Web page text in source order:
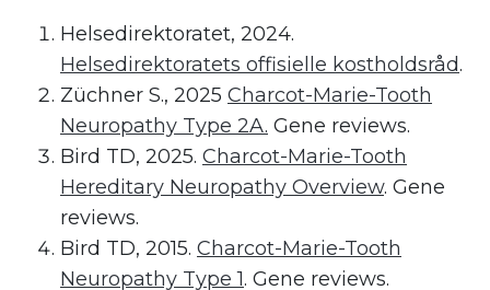
Helsedirektoratet, 2024.
Helsedirektoratets offisielle kostholdsråd.
Züchner S., 2025 Charcot-Marie-Tooth
Neuropathy Type 2A. Gene reviews.
Bird TD, 2025. Charcot-Marie-Tooth
Hereditary Neuropathy Overview. Gene
reviews.
Bird TD, 2015. Charcot-Marie-Tooth
Neuropathy Type 1. Gene reviews.